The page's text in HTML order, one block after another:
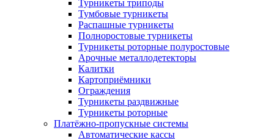
Турникеты триподы
Тумбовые турникеты
Распашные турникеты
Полноростовые турникеты
Турникеты роторные полуростовые
Арочные металлодетекторы
Калитки
Картоприёмники
Ограждения
Турникеты раздвижные
Турникеты роторные
Платёжно-пропускные системы
Автоматические кассы